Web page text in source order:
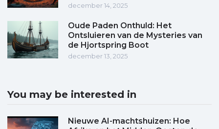
december 14, 2025
Oude Paden Onthuld: Het
Ontsluieren van de Mysteries van
de Hjortspring Boot
december 13, 2025
You may be interested in
Nieuwe AI-machtshuizen: Hoe